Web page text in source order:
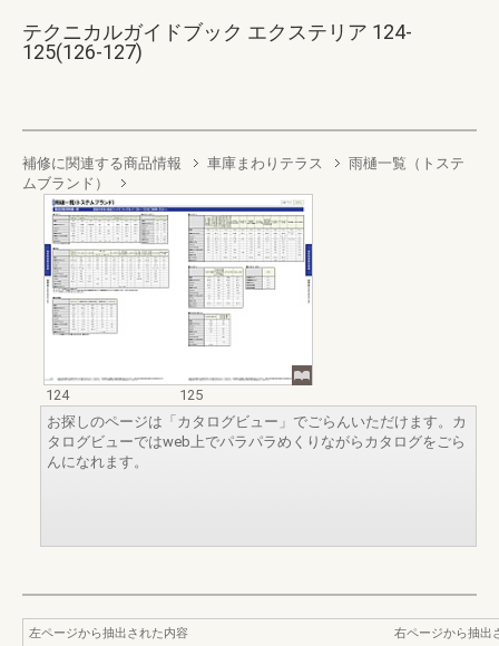
テクニカルガイドブック エクステリア 124-
125(126-127)
補修に関連する商品情報 車庫まわりテラス
雨樋一覧（トステ
ムブランド）
124
125
お探しのページは「カタログビュー」でごらんいただけます。カ
タログビューではweb上でパラパラめくりながらカタログをごら
んになれます。
左ページから抽出された内容
右ページから抽出